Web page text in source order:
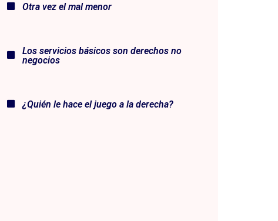
Otra vez el mal menor
Los servicios básicos son derechos no
negocios
¿Quién le hace el juego a la derecha?